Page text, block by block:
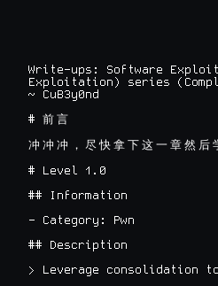
Write-ups: Software
Exploitation) series
~ CuB3y0nd
# 前 言
冲 冲 冲 ， 尽 快 拿 下 这 一 章 然 后
# Level 1.0
## Information
- Category: Pwn
## Description
> Leverage consolidation